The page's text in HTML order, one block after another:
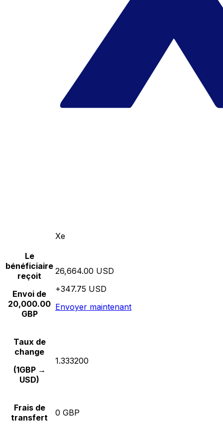
Xe
Le
bénéficiaire
reçoit
Envoi de
20,000.00
GBP
26,664.00 USD
+347.75 USD
Envoyer maintenant
Taux de
change
(1GBP →
USD)
1.333200
Frais de
transfert
0 GBP